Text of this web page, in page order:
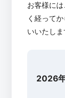
お客様に
く経って
いいたしま
2026